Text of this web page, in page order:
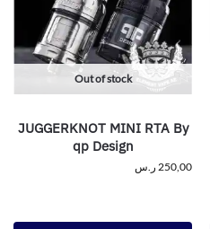
Out of stock
JUGGERKNOT MINI RTA By
qp Design
250,00 ر.س